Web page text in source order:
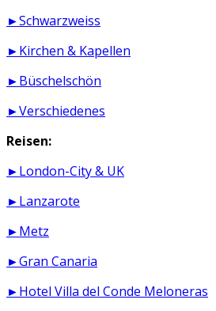
►Schwarzweiss
►Kirchen & Kapellen
►Büschelschön
►Verschiedenes
Reisen:
►London-City & UK
►Lanzarote
►Metz
►Gran Canaria
►Hotel Villa del Conde Meloneras